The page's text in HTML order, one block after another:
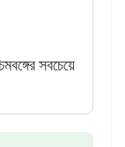
সবচেয়ে